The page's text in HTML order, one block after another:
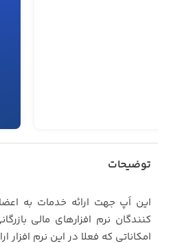
توضیحات
این اَپ جهت ارائه خدمات به
کنندگان نرم افزارهای مالی
امکاناتی که فعلا در این نرم افزار